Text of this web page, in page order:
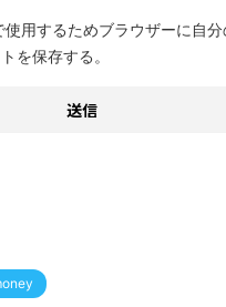
用するためブラウザーに自分
を保存する。